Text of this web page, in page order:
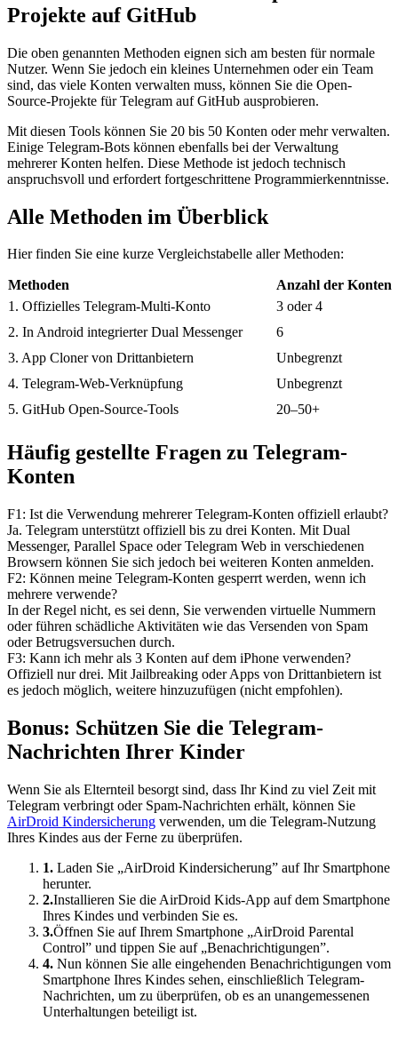
Projekte auf GitHub
Die oben genannten Methoden eignen sich am besten für normale
Nutzer. Wenn Sie jedoch ein kleines Unternehmen oder ein Team
sind, das viele Konten verwalten muss, können Sie die Open-
Source-Projekte für Telegram auf GitHub ausprobieren.
Mit diesen Tools können Sie 20 bis 50 Konten oder mehr verwalten.
Einige Telegram-Bots können ebenfalls bei der Verwaltung
mehrerer Konten helfen. Diese Methode ist jedoch technisch
anspruchsvoll und erfordert fortgeschrittene Programmierkenntnisse.
Alle Methoden im Überblick
Hier finden Sie eine kurze Vergleichstabelle aller Methoden:
Methoden
Anzahl der Konten
1. Offizielles Telegram-Multi-Konto
3 oder 4
2. In Android integrierter Dual Messenger
6
3. App Cloner von Drittanbietern
Unbegrenzt
4. Telegram-Web-Verknüpfung
Unbegrenzt
5. GitHub Open-Source-Tools
20–50+
Häufig gestellte Fragen zu Telegram-
Konten
F1: Ist die Verwendung mehrerer Telegram-Konten offiziell erlaubt?
Ja. Telegram unterstützt offiziell bis zu drei Konten. Mit Dual
Messenger, Parallel Space oder Telegram Web in verschiedenen
Browsern können Sie sich jedoch bei weiteren Konten anmelden.
F2: Können meine Telegram-Konten gesperrt werden, wenn ich
mehrere verwende?
In der Regel nicht, es sei denn, Sie verwenden virtuelle Nummern
oder führen schädliche Aktivitäten wie das Versenden von Spam
oder Betrugsversuchen durch.
F3: Kann ich mehr als 3 Konten auf dem iPhone verwenden?
Offiziell nur drei. Mit Jailbreaking oder Apps von Drittanbietern ist
es jedoch möglich, weitere hinzuzufügen (nicht empfohlen).
Bonus: Schützen Sie die Telegram-
Nachrichten Ihrer Kinder
Wenn Sie als Elternteil besorgt sind, dass Ihr Kind zu viel Zeit mit
Telegram verbringt oder Spam-Nachrichten erhält, können Sie
AirDroid Kindersicherung verwenden, um die Telegram-Nutzung
Ihres Kindes aus der Ferne zu überprüfen.
1. Laden Sie „AirDroid Kindersicherung” auf Ihr Smartphone
herunter.
2.Installieren Sie die AirDroid Kids-App auf dem Smartphone
Ihres Kindes und verbinden Sie es.
3.Öffnen Sie auf Ihrem Smartphone „AirDroid Parental
Control” und tippen Sie auf „Benachrichtigungen”.
4. Nun können Sie alle eingehenden Benachrichtigungen vom
Smartphone Ihres Kindes sehen, einschließlich Telegram-
Nachrichten, um zu überprüfen, ob es an unangemessenen
Unterhaltungen beteiligt ist.